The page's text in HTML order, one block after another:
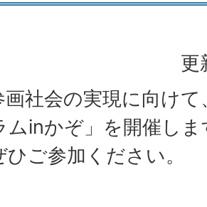
更
画社会の実現に向け
ムinかぞ」を開催し
ご参加ください。